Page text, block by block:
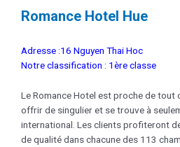
Romance Hotel Hue
Adresse :16 Nguyen Thai Hoc
Notre classification : 1ère classe
Le Romance Hotel est proche de tout
offrir de singulier et se trouve à
international. Les clients profiteront
de qualité dans chacune des 113